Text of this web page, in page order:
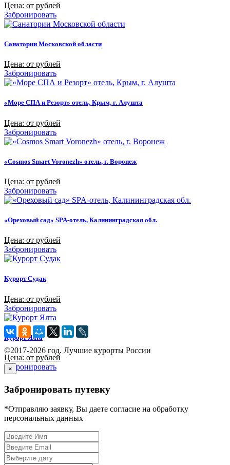
Цена: от рублей
Забронировать
Санатории Московской области
Цена: от рублей
Забронировать
«Море СПА и Резорт» отель, Крым, г. Алушта
Цена: от рублей
Забронировать
«Cosmos Smart Voronezh» отель, г. Воронеж
Цена: от рублей
Забронировать
«Ореховый сад» SPA-отель, Калининградская обл.
Цена: от рублей
Забронировать
Курорт Судак
Цена: от рублей
Забронировать
Курорт Ялта
Цена: от рублей
Забронировать
©2017-2026 год. Лучшие курорты России
×
Забронировать путевку
*Отправляю заявку, Вы даете согласие на обработку
персональных данных